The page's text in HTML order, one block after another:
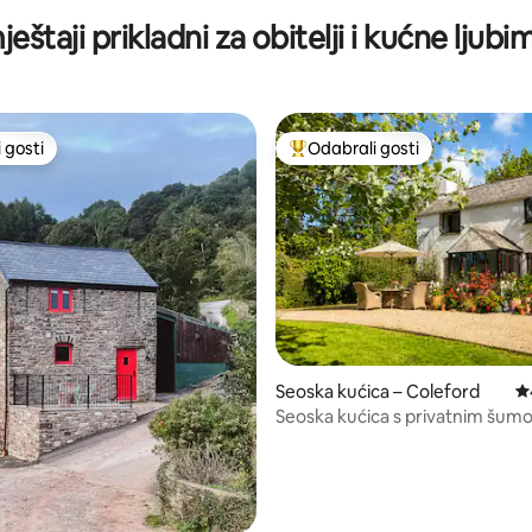
prikladni za obitelji i kućne
gosti
gosti Među najviše rangiranima s
Odabrali gosti
Seoska kućica – Coleford
Seoska kućica s privatnim